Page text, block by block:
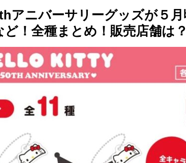
アニバーサリーグッズが５
！全種まとめ！販売店舗は？